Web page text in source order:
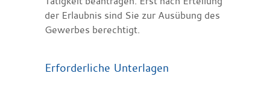
der Erlaubnis sind Sie zur Ausübung des
Gewerbes berechtigt.
Erforderliche Unterlagen